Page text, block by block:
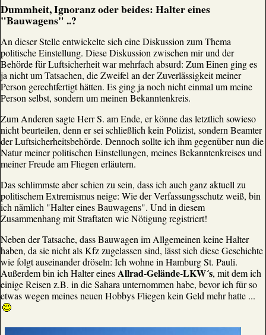
Dummheit, Ignoranz oder beides: Halter eines
"Bauwagens" ..?
An dieser Stelle entwickelte sich eine Diskussion zum Thema
politische Einstellung. Diese Diskussion zwischen mir und der
Behörde für Luftsicherheit war mehrfach absurd: Zum Einen ging es
ja nicht um Tatsachen, die Zweifel an der Zuverlässigkeit meiner
Person gerechtfertigt hätten. Es ging ja noch nicht einmal um meine
Person selbst, sondern um meinen Bekanntenkreis.
Zum Anderen sagte Herr S. am Ende, er könne das letztlich sowieso
nicht beurteilen, denn er sei schließlich kein Polizist, sondern Beamter
der Luftsicherheitsbehörde. Dennoch sollte ich ihm gegenüber nun die
Natur meiner politischen Einstellungen, meines Bekanntenkreises und
meiner Freude am Fliegen erläutern.
Das schlimmste aber schien zu sein, dass ich auch ganz aktuell zu
politischem Extremismus neige: Wie der Verfassungsschutz weiß, bin
ich nämlich "Halter eines Bauwagens". Und in diesem
Zusammenhang mit Straftaten wie Nötigung registriert!
Neben der Tatsache, dass Bauwagen im Allgemeinen keine Halter
haben, da sie nicht als Kfz zugelassen sind, lässt sich diese Geschichte
wie folgt auseinander dröseln: Ich wohne in Hamburg St. Pauli.
Außerdem bin ich Halter einesAllrad-Gelände-LKW´s, mit dem ich
einige Reisen z.B. in die Sahara unternommen habe, bevor ich für so
etwas wegen meines neuen Hobbys Fliegen kein Geld mehr hatte ...